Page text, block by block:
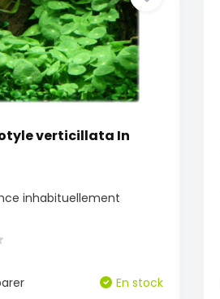
verticillata In
inhabituellement
En stock